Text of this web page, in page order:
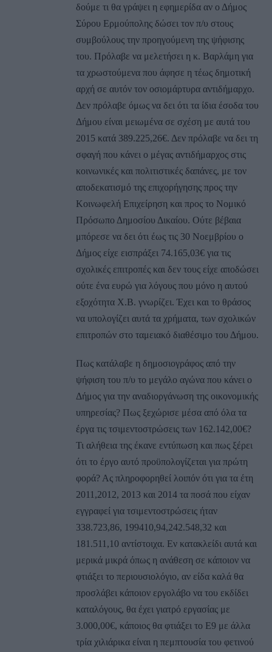
δούμε τι θα γράψει η εφημερίδα αν ο Δήμος
Σύρου Ερμούπολης δώσει τον π/υ στους
συμβούλους την προηγούμενη της ψήφισης
του. Πρόλαβε να μελετήσει η κ. Βαρλάμη για
τα χρωστούμενα που άφησε η τέως δημοτική
αρχή σε αυτόν τον οσιομάρτυρα αντιδήμαρχο.
Δεν πρόλαβε όμως να δει ότι τα ίδια έσοδα του
Δήμου είναι μειωμένα σε σχέση με αυτά του
2015 κατά 389.225,26€. Δεν πρόλαβε να δει τη
σφαγή που κάνει ο μέγας αντιδήμαρχος στις
κοινωνικές και πολιτιστικές δαπάνες, με τον
αποδεκατισμό της επιχορήγησης προς την
Κοινωφελή Επιχείρηση και προς το Νομικό
Πρόσωπο Δημοσίου Δικαίου. Ούτε βέβαια
μπόρεσε να δει ότι έως τις 30 Νοεμβρίου ο
Δήμος είχε εισπράξει 74.165,03€ για τις
σχολικές επιτροπές και δεν τους είχε αποδώσει
ούτε ένα ευρώ για λόγους που μόνο η αυτού
εξοχότητα Χ.Β. γνωρίζει. Έχει και το θράσος
να υπολογίζει αυτά τα χρήματα, των σχολικών
επιτροπών στο ταμειακό διαθέσιμο του Δήμου.
Πως κατάλαβε η δημοσιογράφος από την
ψήφιση του π/υ το μεγάλο αγώνα που κάνει ο
Δήμος για την αναδιοργάνωση της οικονομικής
υπηρεσίας? Πως ξεχώρισε μέσα από όλα τα
έργα τις τσιμεντοστρώσεις των 162.142,00€?
Τι αλήθεια της έκανε εντύπωση και πως ξέρει
ότι το έργο αυτό προϋπολογίζεται για πρώτη
φορά? Ας πληροφορηθεί λοιπόν ότι για τα έτη
2011,2012, 2013 και 2014 τα ποσά που είχαν
εγγραφεί για τσιμεντοστρώσεις ήταν
338.723,86, 199410,94,242.548,32 και
181.511,10 αντίστοιχα. Εν κατακλείδι αυτά και
μερικά μικρά όπως η ανάθεση σε κάποιον να
φτιάξει το περιουσιολόγιο, αν είδα καλά θα
προσλάβει κάποιον εργολάβο να του εκδίδει
καταλόγους, θα έχει γιατρό εργασίας με
3.000,00€, κάποιος θα φτιάξει το Ε9 με άλλα
τρία χιλιάρικα είναι η πεμπτουσία του φετινού